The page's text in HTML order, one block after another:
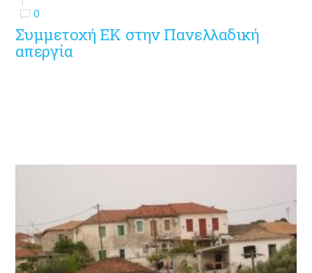
0
Συμμετοχή ΕΚ στην Πανελλαδική
απεργία